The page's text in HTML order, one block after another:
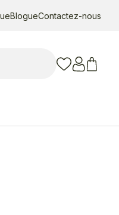
BlogueContactez-nous